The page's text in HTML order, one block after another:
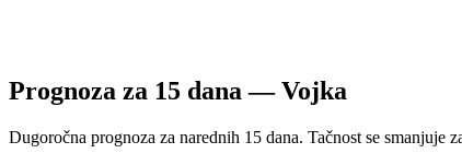
Prognoza za 15 dana —Vojka
Dugoročna prognoza za narednih 15 dana. Tačnost se smanjuje